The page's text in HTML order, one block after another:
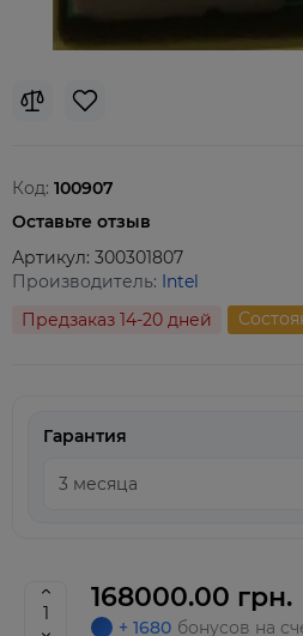
Код: 100907
Оставьте отзыв
Артикул: 300301807
Производитель: Intel
Предзаказ 14-20 дней
Гарантия
168000.00 грн.
+ 1680 бонусов на